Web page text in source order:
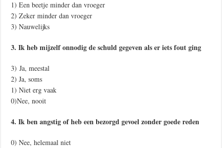
1) Een beetje minder dan vroeger
2) Zeker minder dan vroeger
3) Nauwelijks
3. Ik heb mijzelf onnodig de schuld gegeven als er iets fout ging
3) Ja, meestal
2) Ja, soms
1) Niet erg vaak
0)Nee, nooit
4. Ik ben angstig of heb een bezorgd gevoel zonder goede reden
0) Nee, helemaal niet